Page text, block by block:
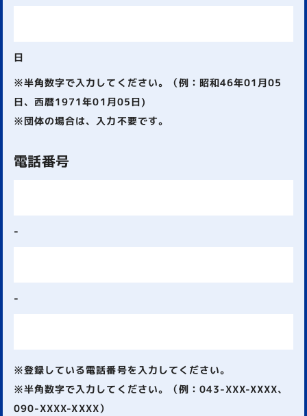
日
※半角数字で入力してください。（例：昭和46年01月05
日、西暦1971年01月05日)
※団体の場合は、入力不要です。
電話番号
-
-
※登録している電話番号を入力してください。
※半角数字で入力してください。（例：043-XXX-XXXX、
090-XXXX-XXXX）